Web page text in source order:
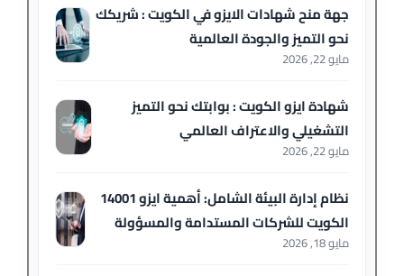
جهة منح شهادات الايزو في الكويت : شريكك
نحو التميز والجودة العالمية
مايو 22, 2026
شهادة ايزو الكويت : بوابتك نحو التميز
التشغيلي والاعتراف العالمي
مايو 22, 2026
نظام إدارة البيئة الشامل: أهمية ايزو 14001
الكويت للشركات المستدامة والمسؤولة
مايو 18, 2026